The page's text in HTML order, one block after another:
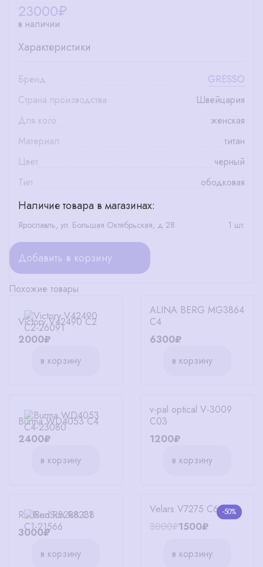
23000₽
в наличии
Характеристики
Бренд
GRESSO
Страна производства
Швейцария
Для кого
женская
Материал
титан
Цвет
черный
Тип
ободковая
Наличие товара в магазинах:
Ярославль, ул. Большая Октябрьская, д 28 1 шт.
Добавить в корзину
Похожие товары
Victory V42490 C2
2000₽
в корзину
ALINA BERG MG3864
C4
6300₽
в корзину
Burma WD4053 C4
2400₽
в корзину
v-pal optical V-3009
C03
1200₽
в корзину
RedSun R8288 C1
3000₽
в корзину
-50%
Velars V7275 C6
3000₽1500₽
в корзину